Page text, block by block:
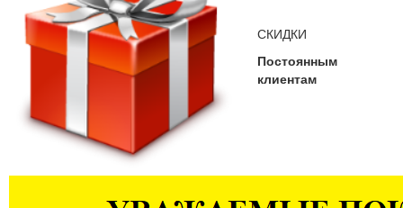
СКИДКИ
Постоянным
клиентам